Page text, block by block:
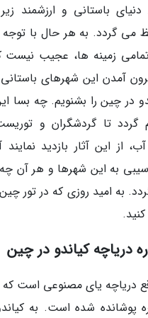
باستانی و ارزشمند
می گردد. به هر حال با
زمینه ها، عجیب نیست
آمدن این شهرهای
در چین را بشنویم. چه بسا
گردد تا گردشگران و
آب، از این آثار بازدید
به این شهرها و هر آن چه
به امید روزی که در تور چین
دریاچه کیاندو در چین
دریاچه یای مصنوعی است
پوشانده شده است. به